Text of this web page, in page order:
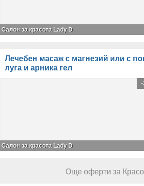
Салон за красота Lady D
Лечебен масаж с магнезий или с
луга и арника гел
-
Салон за красота Lady D
Още оферти за